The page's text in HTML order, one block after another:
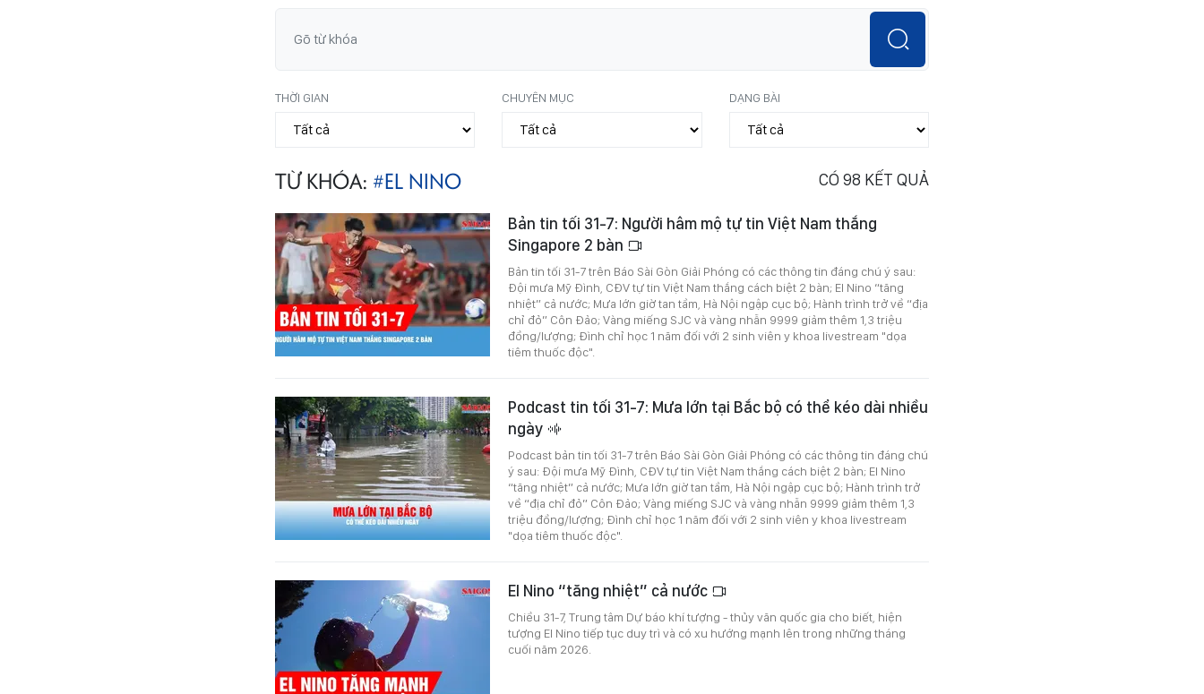
THỜI GIAN CHUYÊN MỤC DẠNG BÀI
TỪ KHÓA: #EL NINO CÓ 98 KẾT QUẢ
Bản tin tối 31-7: Người hâm mộ tự tin Việt Nam thắng
Singapore 2 bàn
Bản tin tối 31-7 trên Báo Sài Gòn Giải Phóng có các thông tin đáng chú ý sau:
Đội mưa Mỹ Đình, CĐV tự tin Việt Nam thắng cách biệt 2 bàn; El Nino “tăng
nhiệt” cả nước; Mưa lớn giờ tan tầm, Hà Nội ngập cục bộ; Hành trình trở về “địa
chỉ đỏ” Côn Đảo; Vàng miếng SJC và vàng nhẫn 9999 giảm thêm 1,3 triệu
đồng/lượng; Đình chỉ học 1 năm đối với 2 sinh viên y khoa livestream "dọa
tiêm thuốc độc".
Podcast tin tối 31-7: Mưa lớn tại Bắc bộ có thể kéo dài nhiều
ngày
Podcast bản tin tối 31-7 trên Báo Sài Gòn Giải Phóng có các thông tin đáng chú
ý sau: Đội mưa Mỹ Đình, CĐV tự tin Việt Nam thắng cách biệt 2 bàn; El Nino
“tăng nhiệt” cả nước; Mưa lớn giờ tan tầm, Hà Nội ngập cục bộ; Hành trình trở
về “địa chỉ đỏ” Côn Đảo; Vàng miếng SJC và vàng nhẫn 9999 giảm thêm 1,3
triệu đồng/lượng; Đình chỉ học 1 năm đối với 2 sinh viên y khoa livestream
"dọa tiêm thuốc độc".
El Nino “tăng nhiệt” cả nước
Chiều 31-7, Trung tâm Dự báo khí tượng - thủy văn quốc gia cho biết, hiện
tượng El Nino tiếp tục duy trì và có xu hướng mạnh lên trong những tháng
cuối năm 2026.